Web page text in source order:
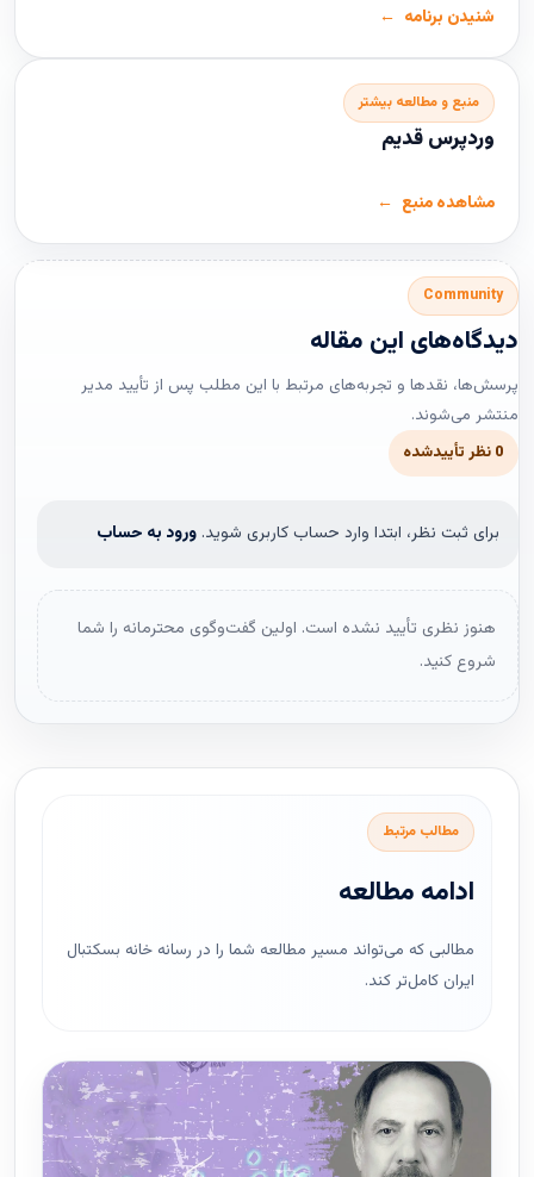
شنیدن برنامه
منبع و مطالعه بیشتر
وردپرس قدیم
مشاهده منبع
Community
دیدگاه‌های این مقاله
پرسش‌ها، نقدها و تجربه‌های مرتبط با این مطلب پس از تأیید مدیر
منتشر می‌شوند.
0 نظر تأییدشده
برای ثبت نظر، ابتدا وارد حساب کاربری شوید. ورود به حساب
هنوز نظری تأیید نشده است. اولین گفت‌وگوی محترمانه را شما
شروع کنید.
مطالب مرتبط
ادامه مطالعه
مطالبی که می‌تواند مسیر مطالعه شما را در رسانه خانه بسکتبال
ایران کامل‌تر کند.